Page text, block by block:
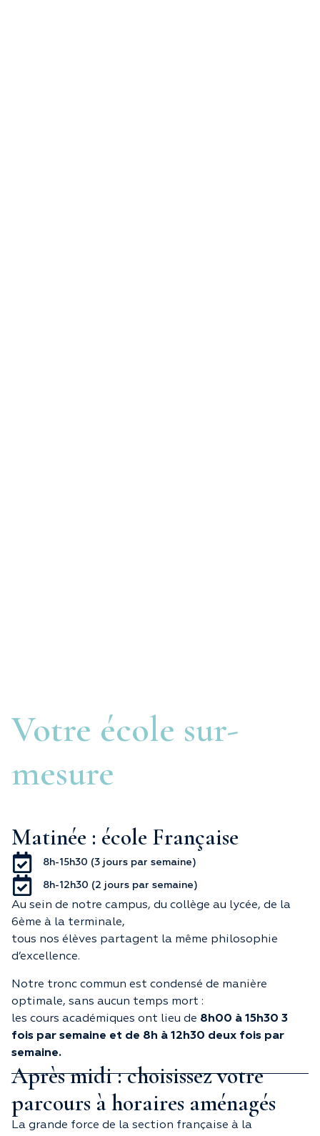
Votre école sur-
mesure
Matinée : école Française
8h-15h30 (3 jours par semaine)
8h-12h30 (2 jours par semaine)
Au sein de notre campus, du collège au lycée, de la
6ème à la terminale,
tous nos élèves partagent la même philosophie
d’excellence.
Notre tronc commun est condensé de manière
optimale, sans aucun temps mort :
les cours académiques ont lieu de 8h00 à 15h30 3
fois par semaine et de 8h à 12h30 deux fois par
semaine.
Après midi : choisissez votre
parcours à horaires aménagés
La grande force de la section française à la